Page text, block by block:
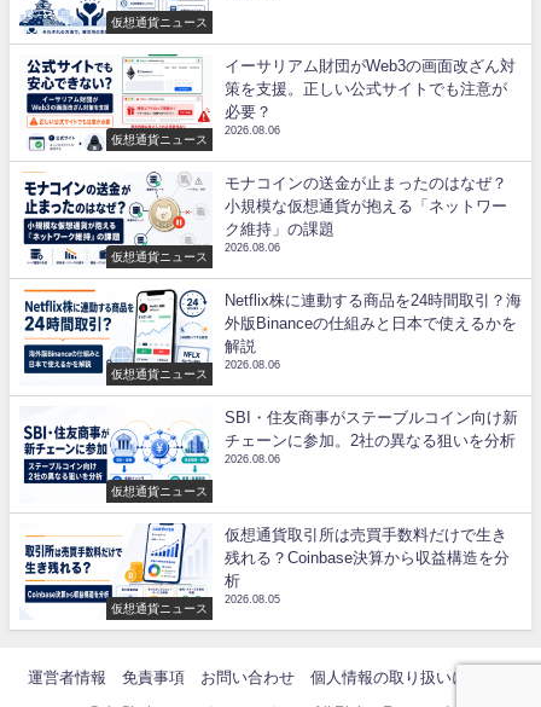
仮想通貨ニュース
仮想通貨ニュース
イーサリアム財団がWeb3の画面改ざん対
策を支援。正しい公式サイトでも注意が
必要？
2026.08.06
仮想通貨ニュース
モナコインの送金が止まったのはなぜ？
小規模な仮想通貨が抱える「ネットワー
ク維持」の課題
2026.08.06
仮想通貨ニュース
Netflix株に連動する商品を24時間取引？海
外版Binanceの仕組みと日本で使えるかを
解説
2026.08.06
仮想通貨ニュース
SBI・住友商事がステーブルコイン向け新
チェーンに参加。2社の異なる狙いを分析
2026.08.06
仮想通貨ニュース
仮想通貨取引所は売買手数料だけで生き
残れる？Coinbase決算から収益構造を分
析
2026.08.05
運営者情報 免責事項 お問い合わせ 個人情報の取り扱いについて